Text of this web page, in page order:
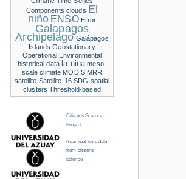
Components clouds El
niño ENSO Error
Galapagos
Archipelago Galápagos
Islands Geostationary
Operational Environmental
historical data la nina meso-
scale climate MODIS MRR
satellite Satellite-16 SDG spatial
clusters Threshold-based
Citizens Science
Project
Near real time data
from citizens
science